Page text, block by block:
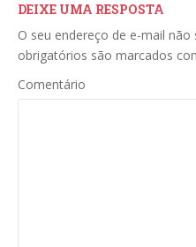
DEIXE UMA RESPOSTA
O seu endereço de e-mail não
obrigatórios são marcados
Comentário